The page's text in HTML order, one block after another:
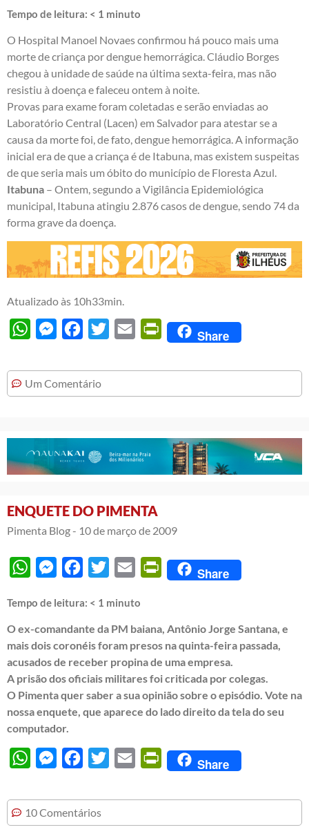
Tempo de leitura: < 1 minuto
O Hospital Manoel Novaes confirmou há pouco mais uma
morte de criança por dengue hemorrágica. Cláudio Borges
chegou à unidade de saúde na última sexta-feira, mas não
resistiu à doença e faleceu ontem à noite.
Provas para exame foram coletadas e serão enviadas ao
Laboratório Central (Lacen) em Salvador para atestar se a
causa da morte foi, de fato, dengue hemorrágica. A informação
inicial era de que a criança é de Itabuna, mas existem suspeitas
de que seria mais um óbito do município de Floresta Azul.
Itabuna – Ontem, segundo a Vigilância Epidemiológica
municipal, Itabuna atingiu 2.876 casos de dengue, sendo 74 da
forma grave da doença.
Atualizado às 10h33min.
WhatsAppMessengerFacebook
Twitter Email PrintFriendly
Share
Um Comentário
ENQUETE DO PIMENTA
Pimenta Blog - 10 de março de 2009
WhatsAppMessengerFacebook
Twitter Email PrintFriendly
Share
Tempo de leitura: < 1 minuto
O ex-comandante da PM baiana, Antônio Jorge Santana, e
mais dois coronéis foram presos na quinta-feira passada,
acusados de receber propina de uma empresa.
A prisão dos oficiais militares foi criticada por colegas.
O Pimenta quer saber a sua opinião sobre o episódio. Vote na
nossa enquete, que aparece do lado direito da tela do seu
computador.
WhatsAppMessengerFacebook
Twitter Email PrintFriendly
Share
10 Comentários